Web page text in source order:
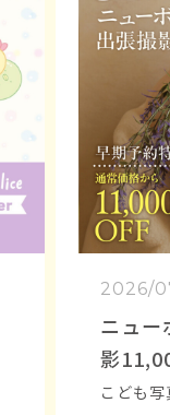
2026/
ニュー
影
こども